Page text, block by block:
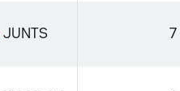
JUNTS 7